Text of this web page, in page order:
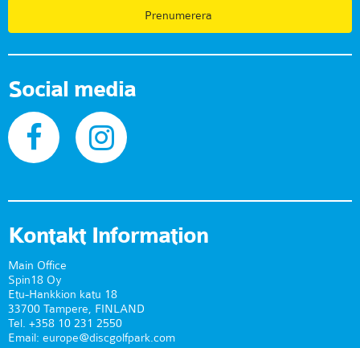
Prenumerera
Social media
Kontakt Information
Main Office
Spin18 Oy
Etu-Hankkion katu 18
33700 Tampere, FINLAND
Tel. +358 10 231 2550
Email: europe@discgolfpark.com